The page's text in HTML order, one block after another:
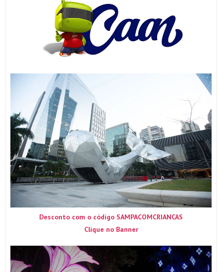
Desconto com o código SAMPACOMCRIANCAS
Clique no Banner